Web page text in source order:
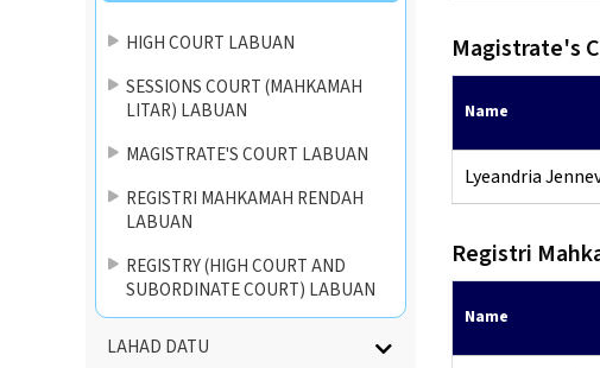
Magistrate's
Name
Lyeandria
Registri
Name
HIGH COURT LABUAN
SESSIONS COURT (MAHKAMAH
LITAR) LABUAN
MAGISTRATE'S COURT LABUAN
REGISTRI MAHKAMAH RENDAH
LABUAN
REGISTRY (HIGH COURT AND
SUBORDINATE COURT) LABUAN
LAHAD DATU